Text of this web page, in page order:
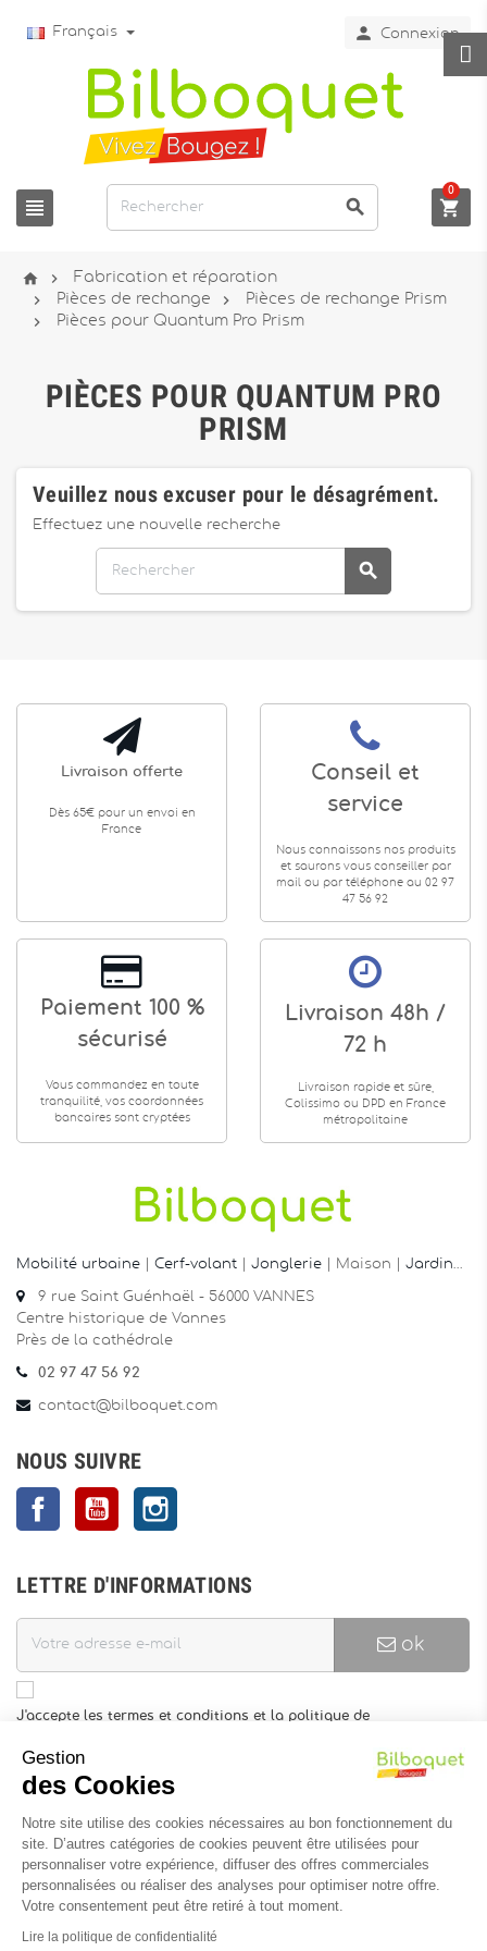
Français  Connexion
  
0
  Fabrication et réparation
 Pièces de rechange  Pièces de rechange Prism
 Pièces pour Quantum Pro Prism
PIÈCES POUR QUANTUM PRO
PRISM
Veuillez nous excuser pour le désagrément.
Effectuez une nouvelle recherche

Livraison offerte
Dès 65€ pour un envoi en
France
Conseil et
service
Nous connaissons nos produits
et saurons vous conseiller par
mail ou par téléphone au 02 97
47 56 92
Paiement 100 %
sécurisé
Vous commandez en toute
tranquilité, vos coordonnées
bancaires sont cryptées
Livraison 48h /
72 h
Livraison rapide et sûre,
Colissimo ou DPD en France
métropolitaine
Mobilité urbaine Cerf-volant Jonglerie | Maison | Jardin
9 rue Saint Guénhaël - 56000 VANNES
Centre historique de Vannes
Près de la cathédrale
02 97 47 56 92
contact@bilboquet.com
NOUS SUIVRE
FacebookYouTube
LETTRE D'INFORMATIONS
ok
J'accepte les termes et conditions et la politique de
Vous pouvez vous désinscrire à tout moment. Vous trouverez pour
cela nos informations de contact dans les conditions d'utilisation
INFORMATIONS
Gestion
des Cookies
Notre site utilise des cookies nécessaires au bon fonctionnement du
site. D’autres catégories de cookies peuvent être utilisées pour
personnaliser votre expérience, diffuser des offres commerciales
personnalisées ou réaliser des analyses pour optimiser notre offre.
Votre consentement peut être retiré à tout moment.
Lire la politique de confidentialité